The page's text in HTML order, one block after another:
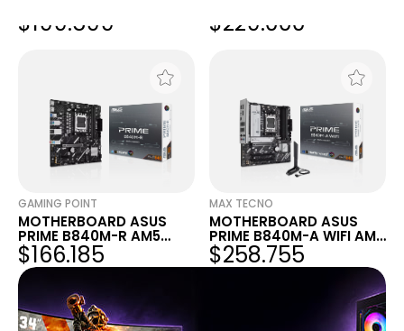
$199.599 $229.000
GAMING POINT
MOTHERBOARD ASUS
PRIME B840M-R AM5
DDR5
$166.185
MAX TECNO
MOTHERBOARD ASUS
PRIME B840M-A WIFI AM5
DDR5
$258.755